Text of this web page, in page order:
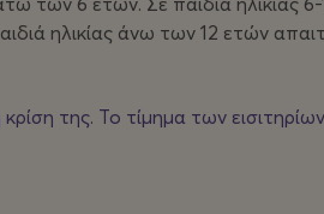
ηλικίας άνω των 12 ετών
της. Το τίμημα των